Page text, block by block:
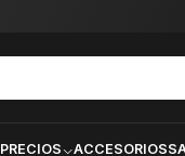
PRECIOS ACCESORIOS